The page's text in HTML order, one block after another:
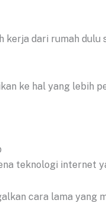
kerja dari rumah
ke hal yang lebih
teknologi internet
cara lama yang